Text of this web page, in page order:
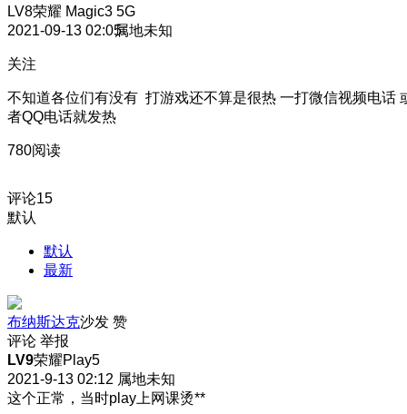
LV8荣耀 Magic3 5G
2021-09-13 02:05属地未知
关注
不知道各位们有没有 打游戏还不算是很热 一打微信视频电话
者QQ电话就发热
780阅读
评论15
默认
默认
最新
布纳斯达克沙发 赞
评论 举报
LV9荣耀Play5
2021-9-13 02:12 属地未知
这个正常，当时play上网课烫**